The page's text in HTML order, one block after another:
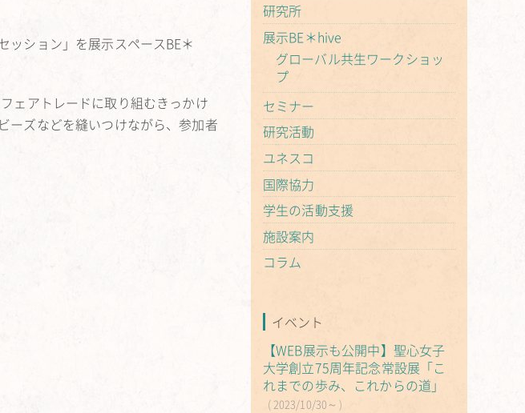
ッション」を展示スペースBE＊
ェアトレードに取り組むきっかけ
ーズなどを縫いつけながら、参加者
研究所
展示BE＊hive
グローバル共生ワークショッ
プ
セミナー
研究活動
ユネスコ
国際協力
学生の活動支援
施設案内
コラム
イベント
【WEB展示も公開中】聖心女子
大学創立75周年記念常設展「こ
れまでの歩み、これからの道」
2023/10/30～